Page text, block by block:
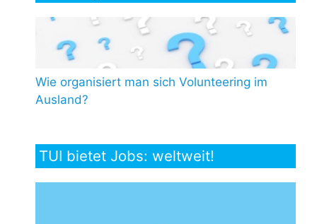
Wie organisiert man sich Volunteering im
Ausland?
TUI bietet Jobs: weltweit!